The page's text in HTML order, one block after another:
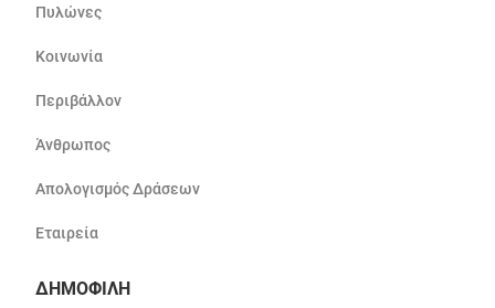
Πυλώνες
Κοινωνία
Περιβάλλον
Άνθρωπος
Απολογισμός Δράσεων
Εταιρεία
ΔΗΜΟΦΙΛΗ